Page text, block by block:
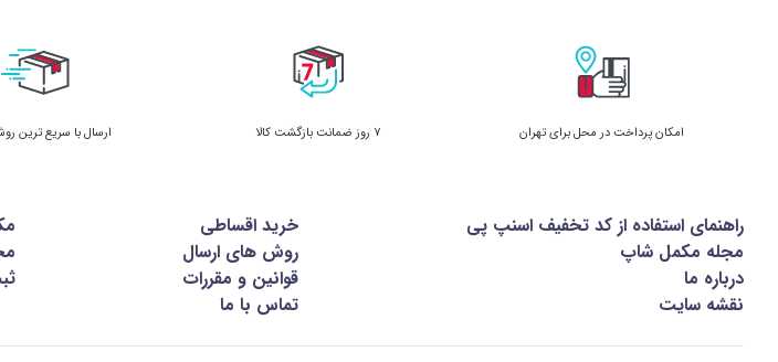
امکان پرداخت در محل برای تهران 7 روز ضمانت بازگشت کالا ارسال با سریع ترین
راهنمای استفاده از کد تخفیف اسنپ پی خرید اقساطی
مجله مکمل شاپ
روش های ارسال
درباره ما
قوانین و مقررات
نقشه سایت
تماس با ما